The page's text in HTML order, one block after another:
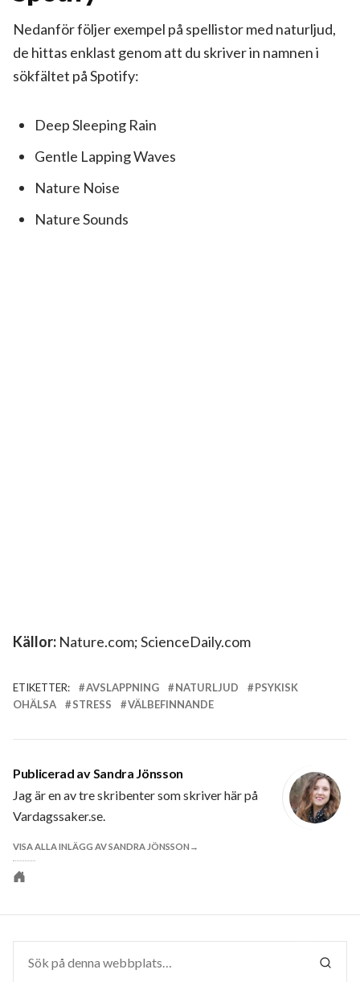
Nedanför följer exempel på spellistor med naturljud,
de hittas enklast genom att du skriver in namnen i
sökfältet på Spotify:
Deep Sleeping Rain
Gentle Lapping Waves
Nature Noise
Nature Sounds
Källor: Nature.com; ScienceDaily.com
ETIKETTER: AVSLAPPNING NATURLJUD
PSYKISK
OHÄLSA
STRESS VÄLBEFINNANDE
Publicerad avSandra Jönsson
Jag är en av tre skribenter som skriver här på
Vardagssaker.se.
VISA ALLA INLÄGG AV SANDRA JÖNSSON
webbplats
efter:
SÖK